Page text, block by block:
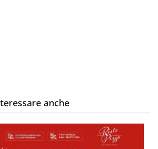
anche